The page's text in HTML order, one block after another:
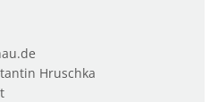
Hruschka